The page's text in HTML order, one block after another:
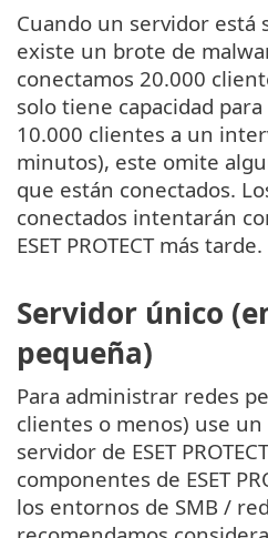
Cuando un servidor está
existe un brote de
conectamos 20.000
solo tiene capacidad
10.000 clientes a un
minutos), este omite
que están conectados.
conectados intentarán
ESET PROTECT más tarde.
Servidor único
pequeña)
Para administrar redes
clientes o menos) use
servidor de ESET
componentes de ESET
los entornos de SMB /